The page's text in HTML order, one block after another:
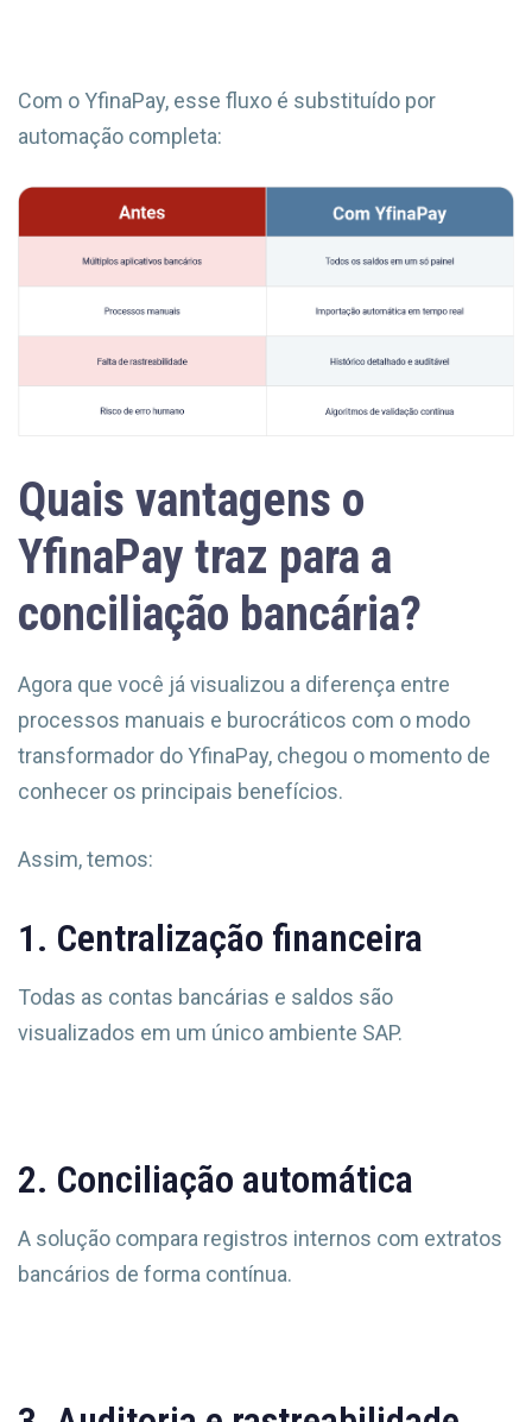
Com o YfinaPay, esse fluxo é substituído por
automação completa:
Quais vantagens o
YfinaPay traz para a
conciliação bancária?
Agora que você já visualizou a diferença entre
processos manuais e burocráticos com o modo
transformador do YfinaPay, chegou o momento de
conhecer os principais benefícios.
Assim, temos:
1. Centralização financeira
Todas as contas bancárias e saldos são
visualizados em um único ambiente SAP.
2. Conciliação automática
A solução compara registros internos com extratos
bancários de forma contínua.